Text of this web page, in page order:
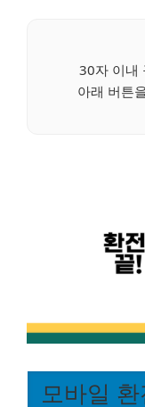
30자 이내
아래 버튼
모바일